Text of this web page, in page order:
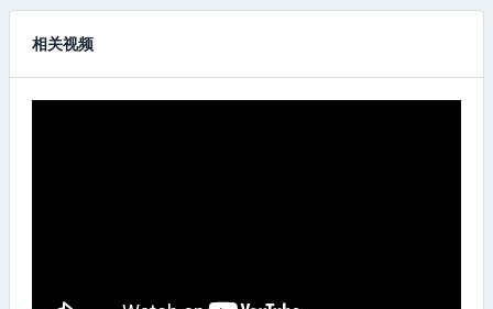
相关视频